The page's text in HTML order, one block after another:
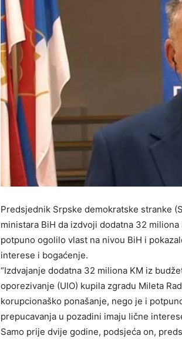
Predsjednik Srpske demokratske stranke
ministara BiH da izdvoji dodatna 32
potpuno ogolilo vlast na nivou BiH i
interese i bogaćenje.
“Izdvajanje dodatna 32 miliona KM iz
oporezivanje (UIO) kupila zgradu Mileta
korupcionaško ponašanje, nego je i
prepucavanja u pozadini imaju lične
Samo prije dvije godine, podsjeća on,